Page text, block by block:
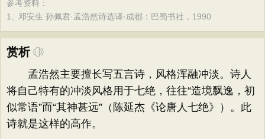
参考资料：
1、邓安生 孙佩君·孟浩然诗选译·成都：巴蜀书社，1990
赏析
孟浩然主要擅长写五言诗，风格浑融冲淡。诗人
将自己特有的冲淡风格用于七绝，往往“造境飘逸，初
似常语”而“其神甚远”（陈延杰《论唐人七绝》）。此
诗就是这样的高作。